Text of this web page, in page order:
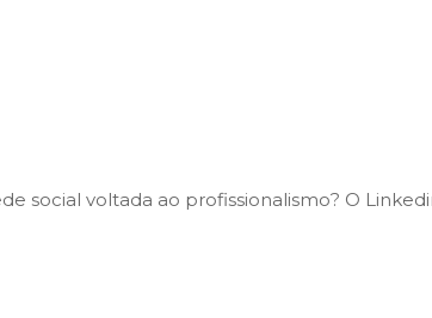
social voltada ao profissionalismo? O